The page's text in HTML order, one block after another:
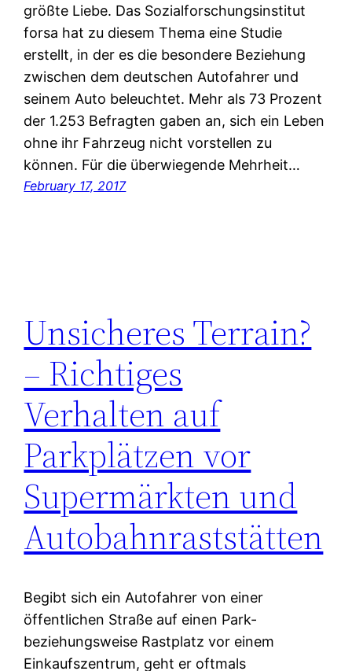
größte Liebe. Das Sozialforschungsinstitut
forsa hat zu diesem Thema eine Studie
erstellt, in der es die besondere Beziehung
zwischen dem deutschen Autofahrer und
seinem Auto beleuchtet. Mehr als 73 Prozent
der 1.253 Befragten gaben an, sich ein Leben
ohne ihr Fahrzeug nicht vorstellen zu
können. Für die überwiegende Mehrheit…
February 17, 2017
Unsicheres Terrain?
– Richtiges
Verhalten auf
Parkplätzen vor
Supermärkten und
Autobahnraststätten
Begibt sich ein Autofahrer von einer
öffentlichen Straße auf einen Park-
beziehungsweise Rastplatz vor einem
Einkaufszentrum, geht er oftmals